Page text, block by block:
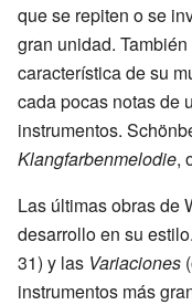
que se repiten o se
gran unidad.
característica de su
cada pocas notas de
instrumentos.
Klangfarbenmelodie,
Las últimas obras de
desarrollo en su
31) y las Variaciones
instrumentos más